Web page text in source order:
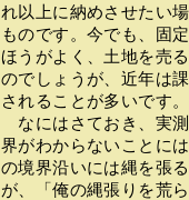
れ以上に納めさせたい
ものです。今でも、固
ほうがよく、土地を売
のでしょうが、近年は
されることが多いです。
なにはさておき、実
界がわからないことに
の境界沿いには縄を張
が、「俺の縄張りを荒